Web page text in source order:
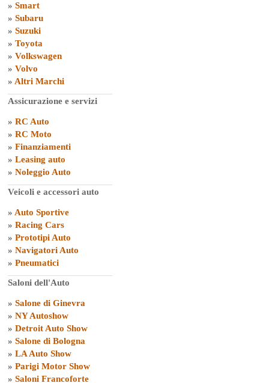
» Smart
» Subaru
» Suzuki
» Toyota
» Volkswagen
» Volvo
» Altri Marchi
Assicurazione e servizi
» RC Auto
» RC Moto
» Finanziamenti
» Leasing auto
» Noleggio Auto
Veicoli e accessori auto
» Auto Sportive
» Racing Cars
» Prototipi Auto
» Navigatori Auto
» Pneumatici
Saloni dell'Auto
» Salone di Ginevra
» NY Autoshow
» Detroit Auto Show
» Salone di Bologna
» LA Auto Show
» Parigi Motor Show
» Saloni Francoforte